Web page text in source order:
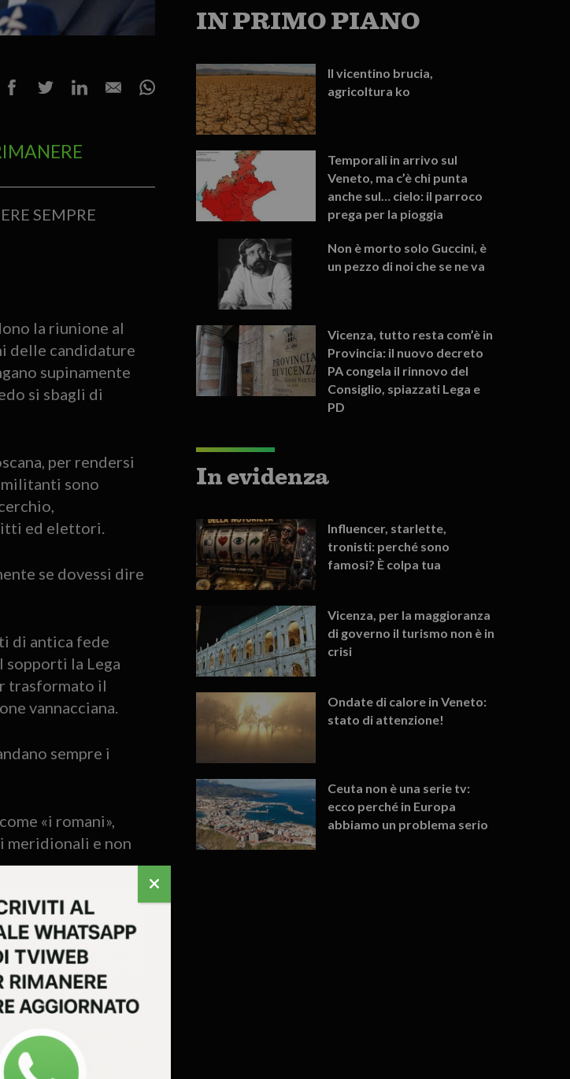
SEMPRE
la riunione al
delle candidature
supinamente
si sbagli di
per rendersi
militanti sono
ed elettori.
se dovessi dire
di antica fede
sopporti la Lega
trasformato il
vannacciana.
sempre i
«i romani»,
meridionali e non
Non è un
ritardi ferroviari e
figura», è lo sfogo
Marcato
IN PRIMO PIANO
Il vicentino brucia,
agricoltura ko
Temporali in arrivo sul
Veneto, ma c’è chi punta
anche sul… cielo: il parroco
prega per la pioggia
Non è morto solo Guccini, è
un pezzo di noi che se ne va
Vicenza, tutto resta com’è in
Provincia: il nuovo decreto
PA congela il rinnovo del
Consiglio, spiazzati Lega e
PD
In evidenza
Influencer, starlette,
tronisti: perché sono
famosi? È colpa tua
Vicenza, per la maggioranza
di governo il turismo non è in
crisi
Ondate di calore in Veneto:
stato di attenzione!
Ceuta non è una serie tv:
ecco perché in Europa
abbiamo un problema serio